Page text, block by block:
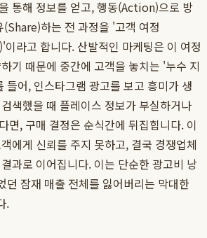
통해 정보를 얻고, 행동(Action)으로 방
하는 전 과정을 '고객 여정
라고 합니다. 산발적인 마케팅은 이 여정
기 때문에 중간에 고객을 놓치는 '누수 지
들어, 인스타그램 광고를 보고 흥미가 생
색했을 때 플레이스 정보가 부실하거나
면, 구매 결정은 순식간에 뒤집힙니다. 이
에게 신뢰를 주지 못하고, 결국 경쟁업체
과로 이어집니다. 이는 단순한 광고비 낭
던 잠재 매출 전체를 잃어버리는 막대한
.